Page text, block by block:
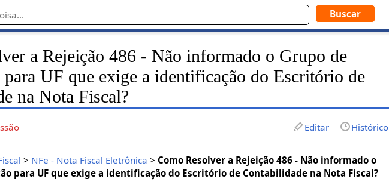
a Rejeição 486 - Não informado o Grupo de
UF que exige a identificação do Escritório de
na Nota Fiscal?
Editar Histórico
> NFe - Nota Fiscal Eletrônica > Como Resolver a Rejeição 486 - Não informado o
para UF que exige a identificação do Escritório de Contabilidade na Nota Fiscal?